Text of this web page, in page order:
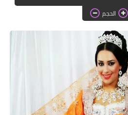
دروس الراندة للمبتدئات
اللباس التقليدي
الحجم